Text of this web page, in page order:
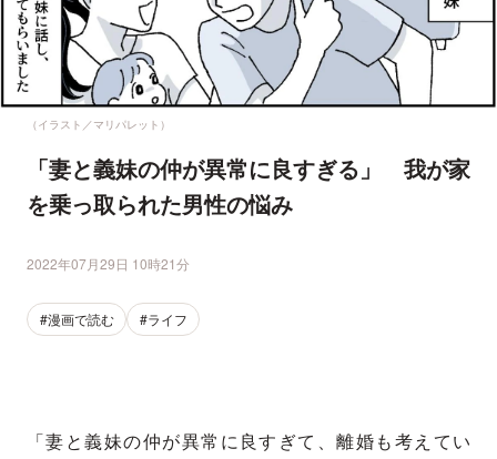
（イラスト／マリパレット）
「妻と義妹の仲が異常に良すぎる」 我が家
を乗っ取られた男性の悩み
2022年07月29日 10時21分
#漫画で読む #ライフ
「妻と義妹の仲が異常に良すぎて、離婚も考えてい